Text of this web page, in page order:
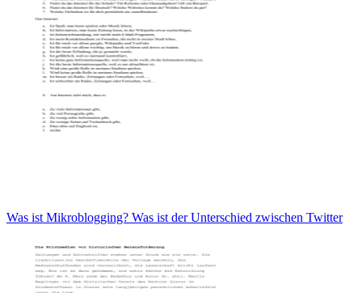
Was ist Mikroblogging? Was ist der Unterschied zwischen Twitter